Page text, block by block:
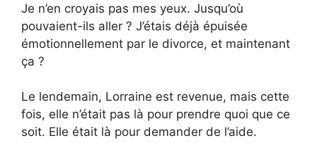
Je n’en croyais pas mes yeux. Jusqu’où
pouvaient-ils aller ? J’étais déjà épuisée
émotionnellement par le divorce, et maintenant
ça ?
Le lendemain, Lorraine est revenue, mais cette
fois, elle n’était pas là pour prendre quoi que ce
soit. Elle était là pour demander de l’aide.